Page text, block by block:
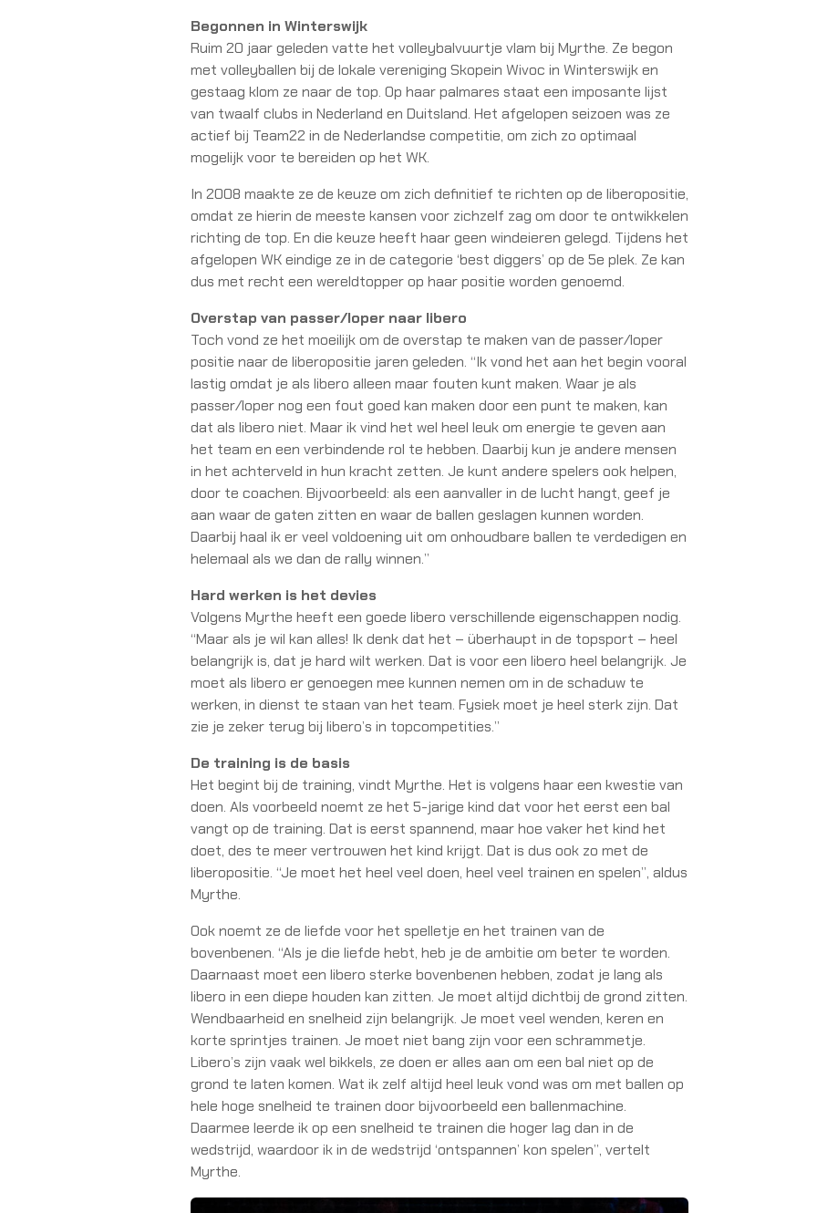
Begonnen in Winterswijk
Ruim 20 jaar geleden vatte het volleybalvuurtje vlam bij Myrthe. Ze begon
met volleyballen bij de lokale vereniging Skopein Wivoc in Winterswijk en
gestaag klom ze naar de top. Op haar palmares staat een imposante lijst
van twaalf clubs in Nederland en Duitsland. Het afgelopen seizoen was ze
actief bij Team22 in de Nederlandse competitie, om zich zo optimaal
mogelijk voor te bereiden op het WK.
In 2008 maakte ze de keuze om zich definitief te richten op de liberopositie,
omdat ze hierin de meeste kansen voor zichzelf zag om door te ontwikkelen
richting de top. En die keuze heeft haar geen windeieren gelegd. Tijdens het
afgelopen WK eindige ze in de categorie ‘best diggers’ op de 5e plek. Ze kan
dus met recht een wereldtopper op haar positie worden genoemd.
Overstap van passer/loper naar libero
Toch vond ze het moeilijk om de overstap te maken van de passer/loper
positie naar de liberopositie jaren geleden. “Ik vond het aan het begin vooral
lastig omdat je als libero alleen maar fouten kunt maken. Waar je als
passer/loper nog een fout goed kan maken door een punt te maken, kan
dat als libero niet. Maar ik vind het wel heel leuk om energie te geven aan
het team en een verbindende rol te hebben. Daarbij kun je andere mensen
in het achterveld in hun kracht zetten. Je kunt andere spelers ook helpen,
door te coachen. Bijvoorbeeld: als een aanvaller in de lucht hangt, geef je
aan waar de gaten zitten en waar de ballen geslagen kunnen worden.
Daarbij haal ik er veel voldoening uit om onhoudbare ballen te verdedigen en
helemaal als we dan de rally winnen.”
Hard werken is het devies
Volgens Myrthe heeft een goede libero verschillende eigenschappen nodig.
“Maar als je wil kan alles! Ik denk dat het – überhaupt in de topsport – heel
belangrijk is, dat je hard wilt werken. Dat is voor een libero heel belangrijk. Je
moet als libero er genoegen mee kunnen nemen om in de schaduw te
werken, in dienst te staan van het team. Fysiek moet je heel sterk zijn. Dat
zie je zeker terug bij libero’s in topcompetities.”
De training is de basis
Het begint bij de training, vindt Myrthe. Het is volgens haar een kwestie van
doen. Als voorbeeld noemt ze het 5-jarige kind dat voor het eerst een bal
vangt op de training. Dat is eerst spannend, maar hoe vaker het kind het
doet, des te meer vertrouwen het kind krijgt. Dat is dus ook zo met de
liberopositie. “Je moet het heel veel doen, heel veel trainen en spelen”, aldus
Myrthe.
Ook noemt ze de liefde voor het spelletje en het trainen van de
bovenbenen. “Als je die liefde hebt, heb je de ambitie om beter te worden.
Daarnaast moet een libero sterke bovenbenen hebben, zodat je lang als
libero in een diepe houden kan zitten. Je moet altijd dichtbij de grond zitten.
Wendbaarheid en snelheid zijn belangrijk. Je moet veel wenden, keren en
korte sprintjes trainen. Je moet niet bang zijn voor een schrammetje.
Libero’s zijn vaak wel bikkels, ze doen er alles aan om een bal niet op de
grond te laten komen. Wat ik zelf altijd heel leuk vond was om met ballen op
hele hoge snelheid te trainen door bijvoorbeeld een ballenmachine.
Daarmee leerde ik op een snelheid te trainen die hoger lag dan in de
wedstrijd, waardoor ik in de wedstrijd ‘ontspannen’ kon spelen”, vertelt
Myrthe.